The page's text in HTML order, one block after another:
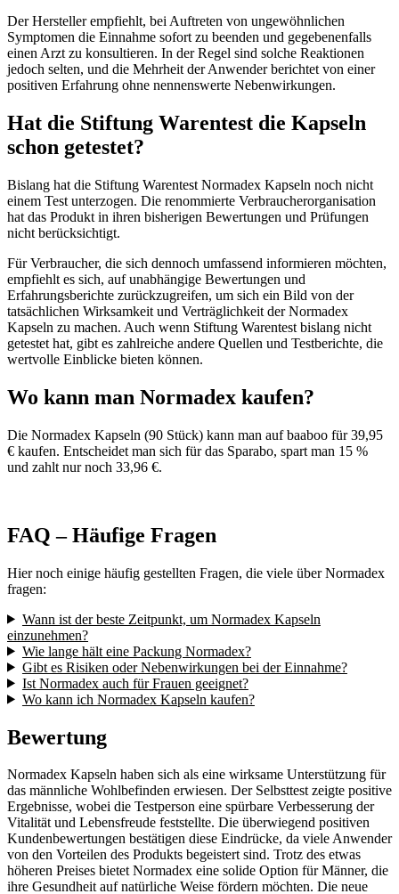
Der Hersteller empfiehlt, bei Auftreten von ungewöhnlichen
Symptomen die Einnahme sofort zu beenden und gegebenenfalls
einen Arzt zu konsultieren. In der Regel sind solche Reaktionen
jedoch selten, und die Mehrheit der Anwender berichtet von einer
positiven Erfahrung ohne nennenswerte Nebenwirkungen.
Hat die Stiftung Warentest die Kapseln
schon getestet?
Bislang hat die Stiftung Warentest Normadex Kapseln noch nicht
einem Test unterzogen. Die renommierte Verbraucherorganisation
hat das Produkt in ihren bisherigen Bewertungen und Prüfungen
nicht berücksichtigt.
Für Verbraucher, die sich dennoch umfassend informieren möchten,
empfiehlt es sich, auf unabhängige Bewertungen und
Erfahrungsberichte zurückzugreifen, um sich ein Bild von der
tatsächlichen Wirksamkeit und Verträglichkeit der Normadex
Kapseln zu machen. Auch wenn Stiftung Warentest bislang nicht
getestet hat, gibt es zahlreiche andere Quellen und Testberichte, die
wertvolle Einblicke bieten können.
Wo kann man Normadex kaufen?
Die Normadex Kapseln (90 Stück) kann man auf baaboo für 39,95
€ kaufen. Entscheidet man sich für das Sparabo, spart man 15 %
und zahlt nur noch 33,96 €.
FAQ – Häufige Fragen
Hier noch einige häufig gestellten Fragen, die viele über Normadex
fragen:
Wann ist der beste Zeitpunkt, um Normadex Kapseln
einzunehmen?
Wie lange hält eine Packung Normadex?
Gibt es Risiken oder Nebenwirkungen bei der Einnahme?
Ist Normadex auch für Frauen geeignet?
Wo kann ich Normadex Kapseln kaufen?
Bewertung
Normadex Kapseln haben sich als eine wirksame Unterstützung für
das männliche Wohlbefinden erwiesen. Der Selbsttest zeigte positive
Ergebnisse, wobei die Testperson eine spürbare Verbesserung der
Vitalität und Lebensfreude feststellte. Die überwiegend positiven
Kundenbewertungen bestätigen diese Eindrücke, da viele Anwender
von den Vorteilen des Produkts begeistert sind. Trotz des etwas
höheren Preises bietet Normadex eine solide Option für Männer, die
ihre Gesundheit auf natürliche Weise fördern möchten. Die neue